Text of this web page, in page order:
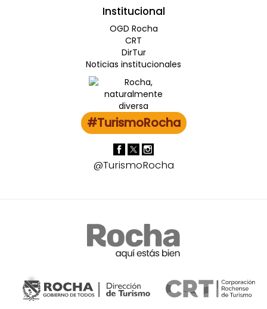
Institucional
OGD Rocha
CRT
DirTur
Noticias institucionales
#TurismoRocha
@TurismoRocha